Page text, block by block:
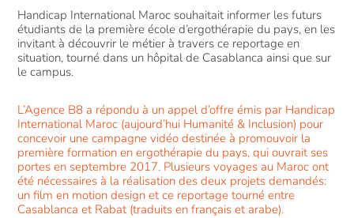
Handicap International Maroc souhaitait informer les futurs
étudiants de la première école d’ergothérapie du pays, en les
invitant à découvrir le métier à travers ce reportage en
situation, tourné dans un hôpital de Casablanca ainsi que sur
le campus.
L’Agence B8 a répondu à un appel d’offre émis par Handicap
International Maroc (aujourd’hui Humanité & Inclusion) pour
concevoir une campagne vidéo destinée à promouvoir la
première formation en ergothérapie du pays, qui ouvrait ses
portes en septembre 2017. Plusieurs voyages au Maroc ont
été nécessaires à la réalisation des deux projets demandés:
un film en motion design et ce reportage tourné entre
Casablanca et Rabat (traduits en français et arabe).